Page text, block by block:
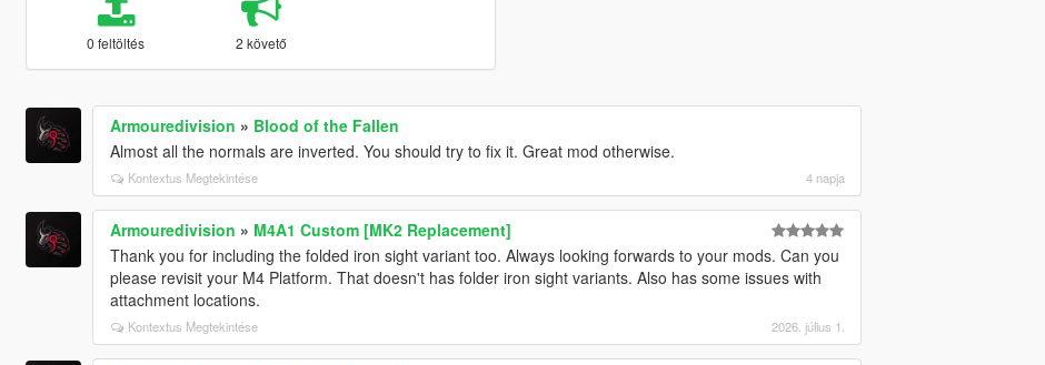
0 feltöltés 2 követő
Armouredivision » Blood of the Fallen
Almost all the normals are inverted. You should try to fix it. Great mod otherwise.
Kontextus Megtekintése 4 napja
Armouredivision » M4A1 Custom [MK2 Replacement]
Thank you for including the folded iron sight variant too. Always looking forwards to your mods. Can you
please revisit your M4 Platform. That doesn't has folder iron sight variants. Also has some issues with
attachment locations.
Kontextus Megtekintése 2026. július 1.